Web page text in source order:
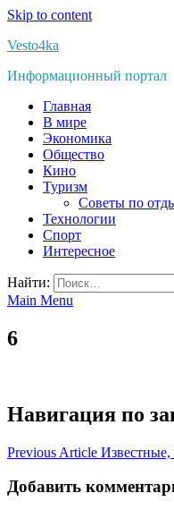
Skip to content
Vesto4ka
Информационный портал
Главная
В мире
Экономика
Общество
Кино
Туризм
Советы по
Технологии
Спорт
Интересное
Найти:
Main Menu
6
Навигация по
Previous Article Известные,
Добавить